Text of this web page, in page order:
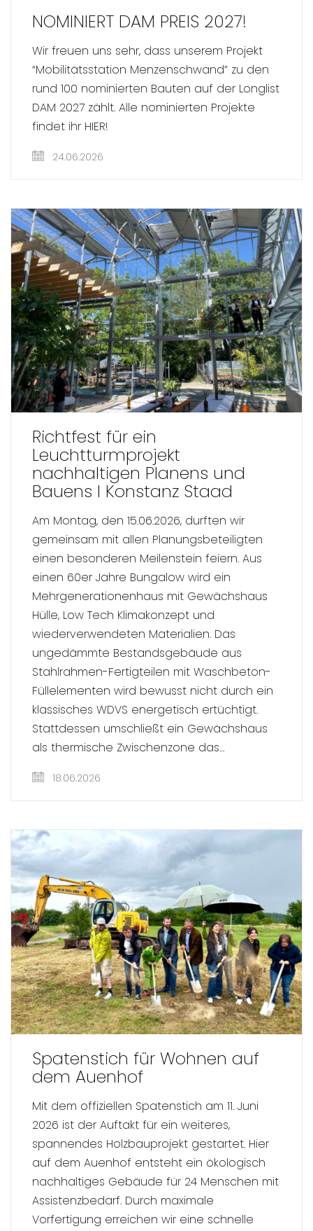
NOMINIERT DAM PREIS 2027!
Wir freuen uns sehr, dass unserem Projekt
“Mobilitätsstation Menzenschwand” zu den
rund 100 nominierten Bauten auf der Longlist
DAM 2027 zählt. Alle nominierten Projekte
findet ihr HIER!
24.06.2026
Richtfest für ein
Leuchtturmprojekt
nachhaltigen Planens und
Bauens I Konstanz Staad
Am Montag, den 15.06.2026, durften wir
gemeinsam mit allen Planungsbeteiligten
einen besonderen Meilenstein feiern. Aus
einen 60er Jahre Bungalow wird ein
Mehrgenerationenhaus mit Gewächshaus
Hülle, Low Tech Klimakonzept und
wiederverwendeten Materialien. Das
ungedämmte Bestandsgebäude aus
Stahlrahmen-Fertigteilen mit Waschbeton-
Füllelementen wird bewusst nicht durch ein
klassisches WDVS energetisch ertüchtigt.
Stattdessen umschließt ein Gewächshaus
als thermische Zwischenzone das…
18.06.2026
Spatenstich für Wohnen auf
dem Auenhof
Mit dem offiziellen Spatenstich am 11. Juni
2026 ist der Auftakt für ein weiteres,
spannendes Holzbauprojekt gestartet. Hier
auf dem Auenhof entsteht ein ökologisch
nachhaltiges Gebäude für 24 Menschen mit
Assistenzbedarf. Durch maximale
Vorfertigung erreichen wir eine schnelle